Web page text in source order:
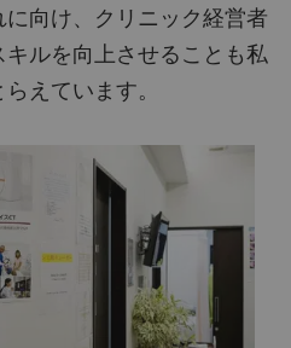
向け、クリニック経営者
ルを向上させることも私
えています。